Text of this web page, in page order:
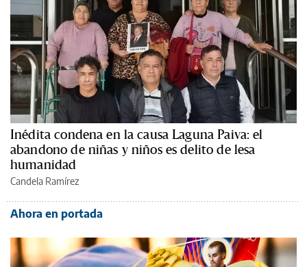
Inédita condena en la causa Laguna Paiva: el
abandono de niñas y niños es delito de lesa
humanidad
Candela Ramírez
Ahora en portada